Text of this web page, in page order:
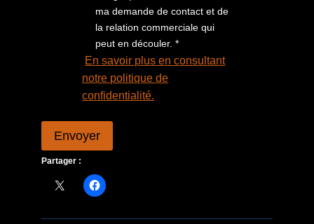
ma demande de contact et de
la relation commerciale qui
peut en découler. *
En savoir plus en consultant
notre politique de
confidentialité.
Envoyer
Partager :